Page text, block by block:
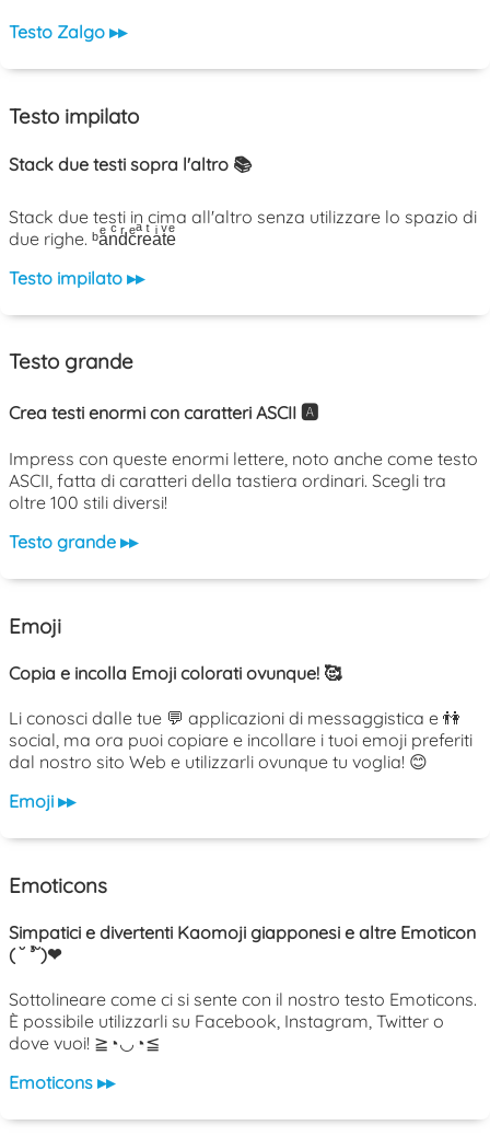
Testo Zalgo ▸▸
Testo impilato
Stack due testi sopra l'altro 📚
Stack due testi in cima all'altro senza utilizzare lo spazio di
due righe. ᵇaͤnͨdͬcͤrͣeͭaͥtͮeͤ
Testo impilato ▸▸
Testo grande
Crea testi enormi con caratteri ASCII 🅰️
Impress con queste enormi lettere, noto anche come testo
ASCII, fatta di caratteri della tastiera ordinari. Scegli tra
oltre 100 stili diversi!
Testo grande ▸▸
Emoji
Copia e incolla Emoji colorati ovunque! 🥰
Li conosci dalle tue 💬 applicazioni di messaggistica e 👫
social, ma ora puoi copiare e incollare i tuoi emoji preferiti
dal nostro sito Web e utilizzarli ovunque tu voglia! 😊
Emoji ▸▸
Emoticons
Simpatici e divertenti Kaomoji giapponesi e altre Emoticon
( ˘ ³˘)❤
Sottolineare come ci si sente con il nostro testo Emoticons.
È possibile utilizzarli su Facebook, Instagram, Twitter o
dove vuoi! ≧◔◡◔≦
Emoticons ▸▸